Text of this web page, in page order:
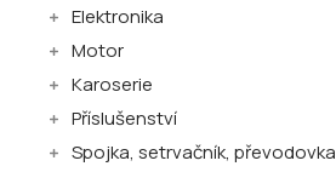
Elektronika
Motor
Karoserie
Příslušenství
Spojka, setrvačník, převodovka